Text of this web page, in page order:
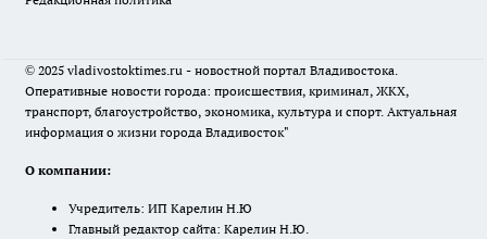
© 2025 vladivostoktimes.ru - новостной портал Владивостока.
Оперативные новости города: происшествия, криминал, ЖКХ,
транспорт, благоустройство, экономика, культура и спорт. Актуальная
информация о жизни города Владивосток"
О компании:
Учредитель: ИП Карелин Н.Ю
Главный редактор сайта: Карелин Н.Ю.